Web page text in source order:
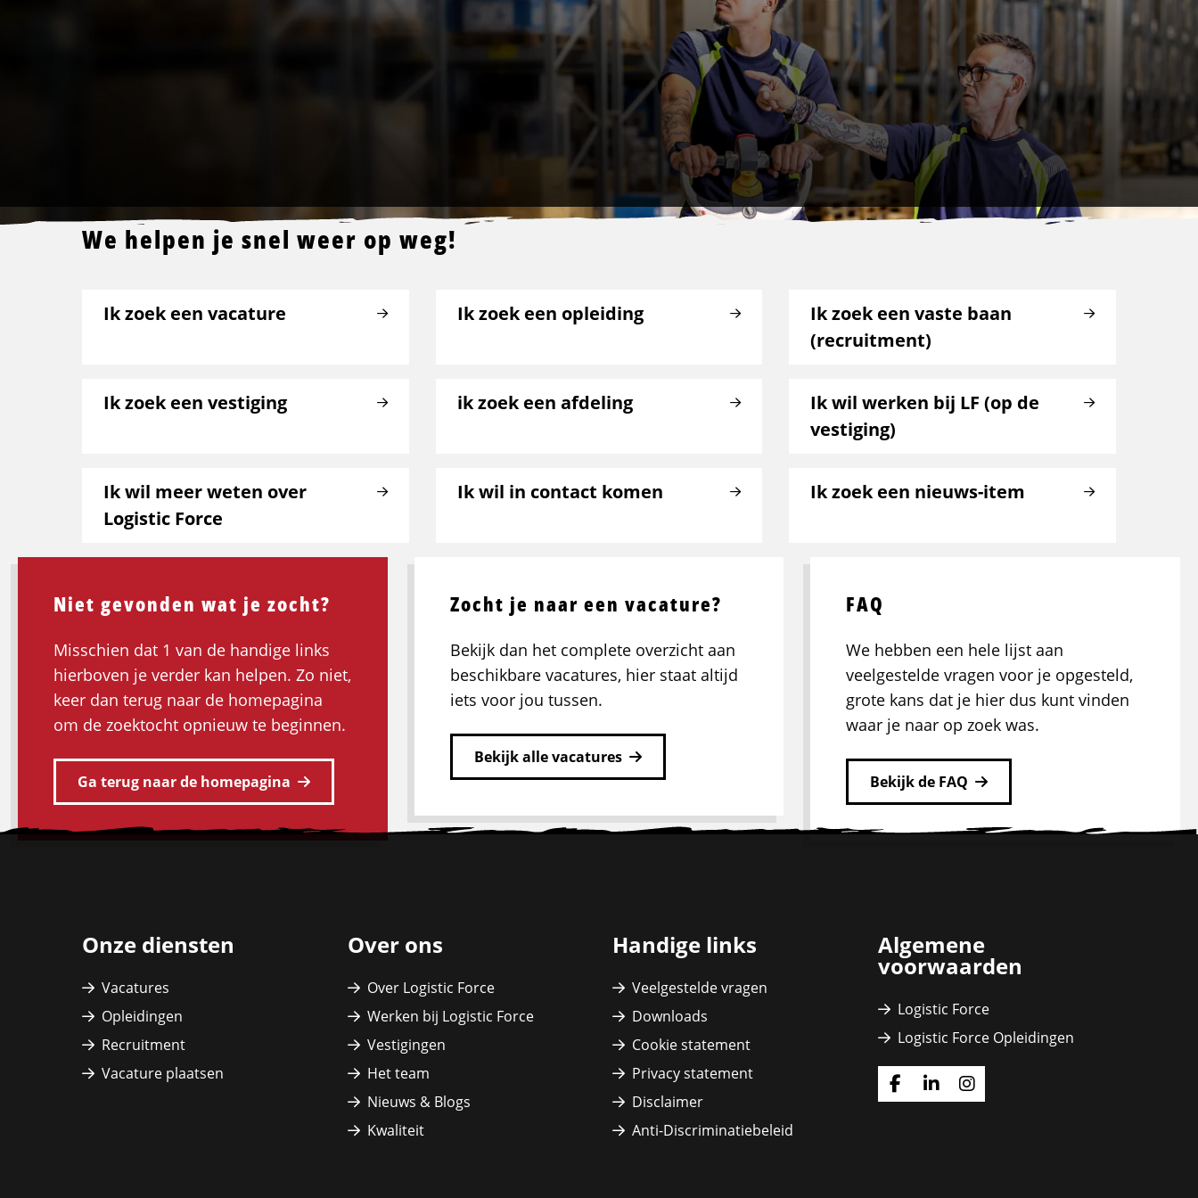
We helpen je snel weer op weg!
Ik zoek een vacature Ik zoek een opleiding
Ik zoek een vaste baan
(recruitment)
Ik zoek een vestiging ik zoek een afdeling
Ik wil werken bij LF (op de
vestiging)
Ik wil meer weten over
Logistic Force
Ik wil in contact komen Ik zoek een nieuws-item
Niet gevonden wat je zocht?
Misschien dat 1 van de handige links
hierboven je verder kan helpen. Zo niet,
keer dan terug naar de homepagina
om de zoektocht opnieuw te beginnen.
Ga terug naar de homepagina
Zocht je naar een vacature?
Bekijk dan het complete overzicht aan
beschikbare vacatures, hier staat altijd
iets voor jou tussen.
Bekijk alle vacatures
FAQ
We hebben een hele lijst aan
veelgestelde vragen voor je opgesteld,
grote kans dat je hier dus kunt vinden
waar je naar op zoek was.
Bekijk de FAQ
Onze diensten
Vacatures
Opleidingen
Recruitment
Vacature plaatsen
Over ons
Over Logistic Force
Werken bij Logistic Force
Vestigingen
Het team
Nieuws & Blogs
Kwaliteit
Handige links
Veelgestelde vragen
Downloads
Cookie statement
Privacy statement
Disclaimer
Anti-Discriminatiebeleid
Algemene
voorwaarden
Logistic Force
Logistic Force Opleidingen
Ga
Ga
Ga